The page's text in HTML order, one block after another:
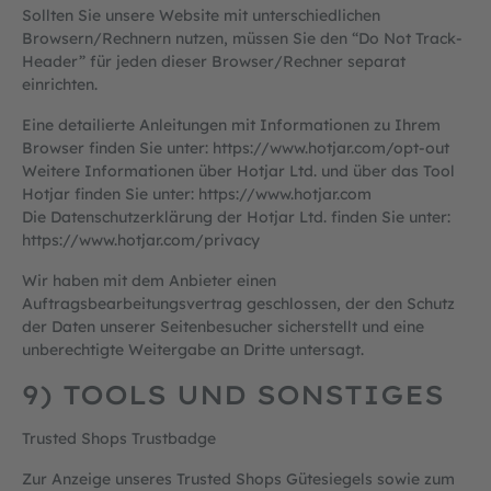
Sollten Sie unsere Website mit unterschiedlichen
Browsern/Rechnern nutzen, müssen Sie den “Do Not Track-
Header” für jeden dieser Browser/Rechner separat
einrichten.
Eine detailierte Anleitungen mit Informationen zu Ihrem
Browser finden Sie unter: https://www.hotjar.com/opt-out
Weitere Informationen über Hotjar Ltd. und über das Tool
Hotjar finden Sie unter: https://www.hotjar.com
Die Datenschutzerklärung der Hotjar Ltd. finden Sie unter:
https://www.hotjar.com/privacy
Wir haben mit dem Anbieter einen
Auftragsbearbeitungsvertrag geschlossen, der den Schutz
der Daten unserer Seitenbesucher sicherstellt und eine
unberechtigte Weitergabe an Dritte untersagt.
9) TOOLS UND SONSTIGES
Trusted Shops Trustbadge
Zur Anzeige unseres Trusted Shops Gütesiegels sowie zum